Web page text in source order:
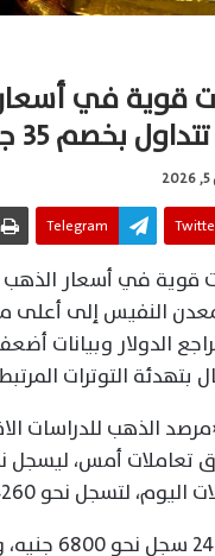
بخصم 35 جنيهًا
Telegram
في أسعار الذهب
المعدن النفيس إلى
مدعومًا بتراجع الدولار
بتهدئة التوترات